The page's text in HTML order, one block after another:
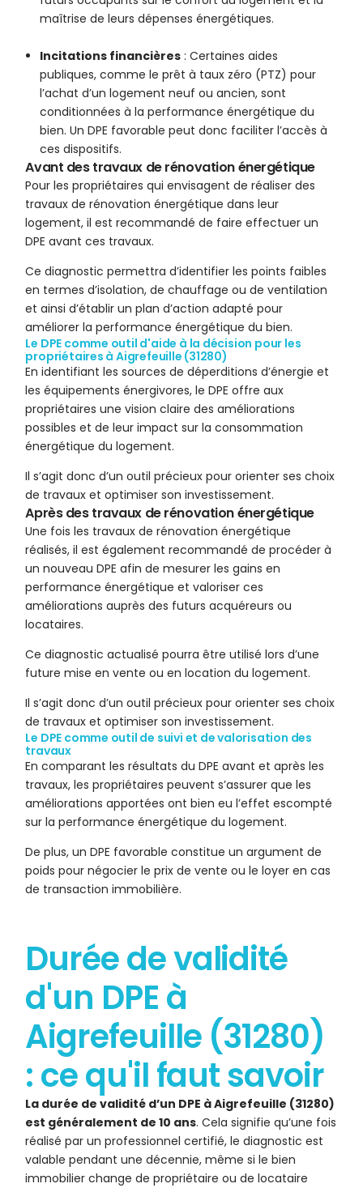
maîtrise de leurs dépenses énergétiques.
Incitations financières : Certaines aides
publiques, comme le prêt à taux zéro (PTZ) pour
l’achat d’un logement neuf ou ancien, sont
conditionnées à la performance énergétique du
bien. Un DPE favorable peut donc faciliter l’accès à
ces dispositifs.
Avant des travaux de rénovation énergétique
Pour les propriétaires qui envisagent de réaliser des
travaux de rénovation énergétique dans leur
logement, il est recommandé de faire effectuer un
DPE avant ces travaux.
Ce diagnostic permettra d’identifier les points faibles
en termes d’isolation, de chauffage ou de ventilation
et ainsi d’établir un plan d’action adapté pour
améliorer la performance énergétique du bien.
Le DPE comme outil d'aide à la décision pour les
propriétaires à Aigrefeuille (31280)
En identifiant les sources de déperditions d’énergie et
les équipements énergivores, le DPE offre aux
propriétaires une vision claire des améliorations
possibles et de leur impact sur la consommation
énergétique du logement.
Il s’agit donc d’un outil précieux pour orienter ses choix
de travaux et optimiser son investissement.
Après des travaux de rénovation énergétique
Une fois les travaux de rénovation énergétique
réalisés, il est également recommandé de procéder à
un nouveau DPE afin de mesurer les gains en
performance énergétique et valoriser ces
améliorations auprès des futurs acquéreurs ou
locataires.
Ce diagnostic actualisé pourra être utilisé lors d’une
future mise en vente ou en location du logement.
Il s’agit donc d’un outil précieux pour orienter ses choix
de travaux et optimiser son investissement.
Le DPE comme outil de suivi et de valorisation des
travaux
En comparant les résultats du DPE avant et après les
travaux, les propriétaires peuvent s’assurer que les
améliorations apportées ont bien eu l’effet escompté
sur la performance énergétique du logement.
De plus, un DPE favorable constitue un argument de
poids pour négocier le prix de vente ou le loyer en cas
de transaction immobilière.
Durée de validité
d'un DPE à
Aigrefeuille (31280)
: ce qu'il faut savoir
La durée de validité d’un DPE à Aigrefeuille (31280)
est généralement de 10 ans. Cela signifie qu’une fois
réalisé par un professionnel certifié, le diagnostic est
valable pendant une décennie, même si le bien
immobilier change de propriétaire ou de locataire